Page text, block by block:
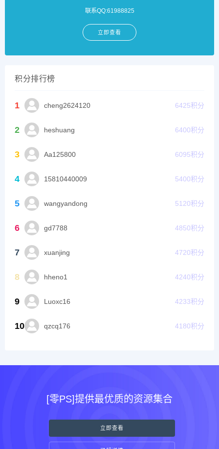
联系QQ:61988825
立即查看
积分排行榜
1 cheng2624120 6425积分
2 heshuang 6400积分
3 Aa125800 6095积分
4 15810440009 5400积分
5 wangyandong 5120积分
6 gd7788 4850积分
7 xuanjing 4720积分
8 hheno1 4240积分
9 Luoxc16 4233积分
10 qzcq176 4180积分
[零PS]提供最优质的资源集合
立即查看